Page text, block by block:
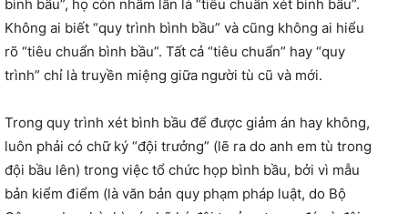
bình bầu”, họ còn nhầm lẫn là “tiêu chuẩn xét bình bầu”.
Không ai biết “quy trình bình bầu” và cũng không ai hiểu
rõ “tiêu chuẩn bình bầu”. Tất cả “tiêu chuẩn” hay “quy
trình” chỉ là truyền miệng giữa người tù cũ và mới.
Trong quy trình xét bình bầu để được giảm án hay không,
luôn phải có chữ ký “đội trưởng” (lẽ ra do anh em tù trong
đội bầu lên) trong việc tổ chức họp bình bầu, bởi vì mẫu
bản kiểm điểm (là văn bản quy phạm pháp luật, do Bộ